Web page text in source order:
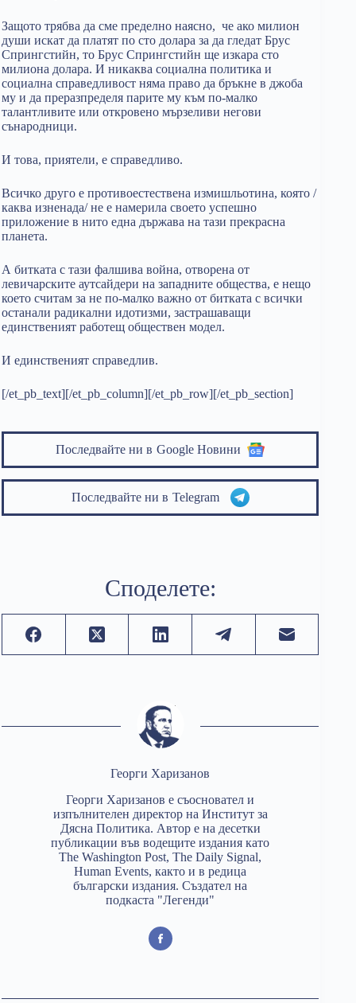
Защото трябва да сме пределно наясно, че ако милион
души искат да платят по сто долара за да гледат Брус
Спрингстийн, то Брус Спрингстийн ще изкара сто
милиона долара. И никаква социална политика и
социална справедливост няма право да бръкне в джоба
му и да преразпределя парите му към по-малко
талантливите или откровено мързеливи негови
сънародници.
И това, приятели, е справедливо.
Всичко друго е противоестествена измишльотина, която /
каква изненада/ не е намерила своето успешно
приложение в нито една държава на тази прекрасна
планета.
А битката с тази фалшива война, отворена от
левичарските аутсайдери на западните общества, е нещо
което считам за не по-малко важно от битката с всички
останали радикални идотизми, застрашаващи
единственият работещ обществен модел.
И единственият справедлив.
[/et_pb_text][/et_pb_column][/et_pb_row][/et_pb_section]
Последвайте ни в Google Новини
Последвайте ни в Telegram
Споделете:
Георги Харизанов
Георги Харизанов е съосновател и
изпълнителен директор на Институт за
Дясна Политика. Автор е на десетки
публикации във водещите издания като
The Washington Post, The Daily Signal,
Human Events, както и в редица
български издания. Създател на
подкаста "Легенди"